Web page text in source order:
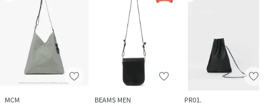
MCM BEAMS MEN PR01.